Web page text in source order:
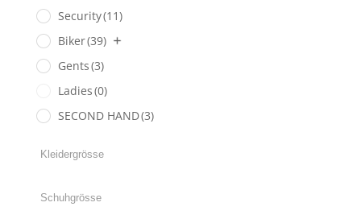
Security(11)
Biker(39)
Gents(3)
Ladies(0)
SECOND HAND(3)